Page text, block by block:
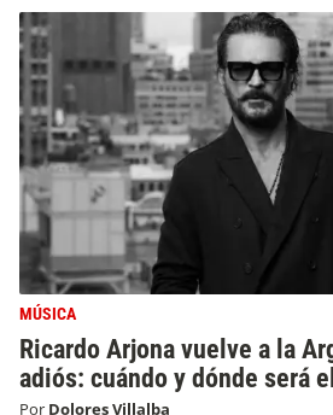
MÚSICA
Ricardo Arjona vuelve a la
adiós: cuándo y dónde será
Por Dolores Villalba